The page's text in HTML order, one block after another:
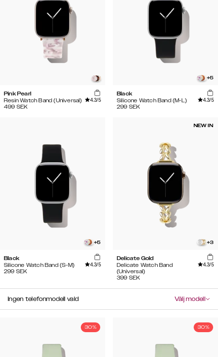
Pink Pearl
Resin Watch Band (Universal)
4.3/5
499 SEK
+5
Black
Silicone Watch Band (M-L)
4.3/5
299 SEK
+5
Black
Silicone Watch Band (S-M)
4.3/5
299 SEK
NEW IN
+3
Delicate Gold
Delicate Watch Band
(Universal)
4.3/5
399 SEK
Ingen telefonmodell vald Välj modell
30% 30%